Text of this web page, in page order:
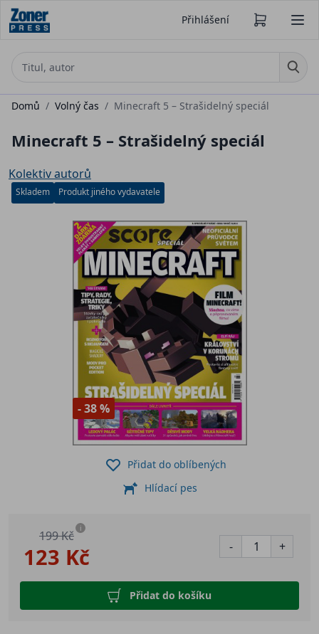
Přihlášení
Domů / Volný čas / Minecraft 5 – Strašidelný speciál
Minecraft 5 – Strašidelný speciál
Kolektiv autorů
Skladem Produkt jiného vydavatele
- 38 %
123 Kč
199 Kč i
- +
Přidat do košíku
Přidat do oblíbených
Hlídací pes